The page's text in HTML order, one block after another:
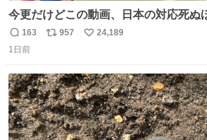
今更だけどこの動画、日本の対応死ぬ
い。 なんなら敬語で丁寧に煽りまくっ
返
信
163
リ
ト
数
957
い
数
24,189
1日前